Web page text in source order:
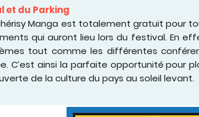
et du Parking
Manga est totalement gratuit pour
qui auront lieu lors du festival. En
tout comme les différentes
C’est ainsi la parfaite opportunité pour
de la culture du pays au soleil levant.